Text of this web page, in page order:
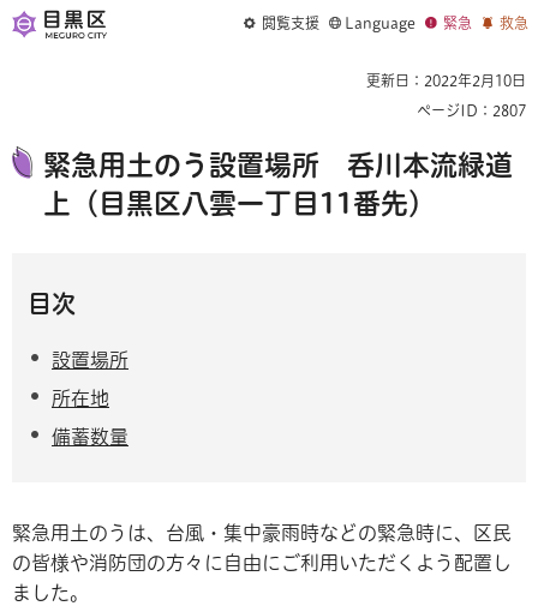
閲覧支援 Language 緊急 救急
更新日：2022年2月10日
ページID：2807
緊急用土のう設置場所 呑川本流緑道
上（目黒区八雲一丁目11番先）
目次
設置場所
所在地
備蓄数量
緊急用土のうは、台風・集中豪雨時などの緊急時に、区民
の皆様や消防団の方々に自由にご利用いただくよう配置し
ました。